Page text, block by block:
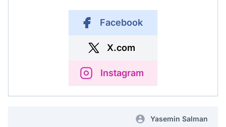
Facebook
X.com
Instagram
Yasemin Salman